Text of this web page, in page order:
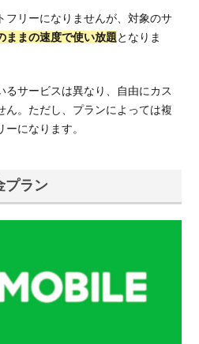
フリーになりませんが、対象のサ
ままの速度で使い放題となりま
るサービスは異なり、自由にカス
ん。ただし、プランによっては複
になります。
プラン